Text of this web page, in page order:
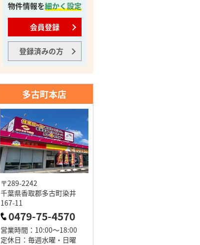
物件情報を細かく設定
会員登録
登録済みの方
多古町本店
〒289-2242
千葉県香取郡多古町染井
167-11
0479-75-4570
営業時間：10:00～18:00
定休日：毎週水曜・日曜